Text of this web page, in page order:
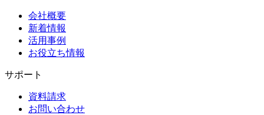
会社概要
新着情報
活用事例
お役立ち情報
サポート
資料請求
お問い合わせ